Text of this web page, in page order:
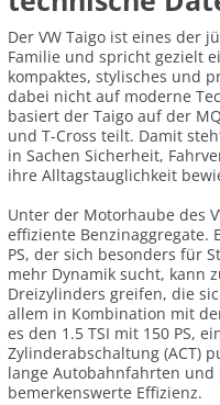
Der VW Taigo ist eines der
Familie und spricht gezielt
kompaktes, stylisches und
dabei nicht auf moderne
basiert der Taigo auf der
und T-Cross teilt. Damit
in Sachen Sicherheit,
ihre Alltagstauglichkeit
Unter der Motorhaube des
effiziente Benzinaggregate.
PS, der sich besonders für
mehr Dynamik sucht, kann
Dreizylinders greifen, die
allem in Kombination mit
es den 1.5 TSI mit 150 PS,
Zylinderabschaltung (ACT)
lange Autobahnfahrten
bemerkenswerte Effizienz.